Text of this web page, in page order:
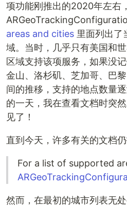
项功能刚推出的2020年左右，
areas and cities 里面列出了
域。当时，几乎只有美国和
区域支持该项服务，如果没
金山、洛杉矶、芝加哥、巴
间的推移，支持的地点数量
的一天，我在查看文档时突
见了！
直到今天，许多有关的文档
For a list of supported
然而，在最初的城市列表无